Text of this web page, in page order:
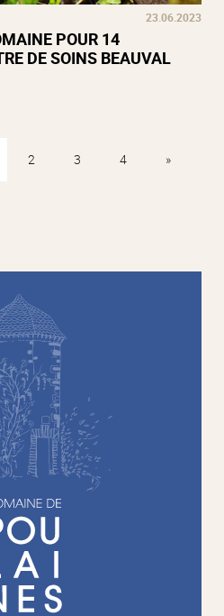
23.06.2023
POUR 14
DE SOINS BEAUVAL
2 3 4 »